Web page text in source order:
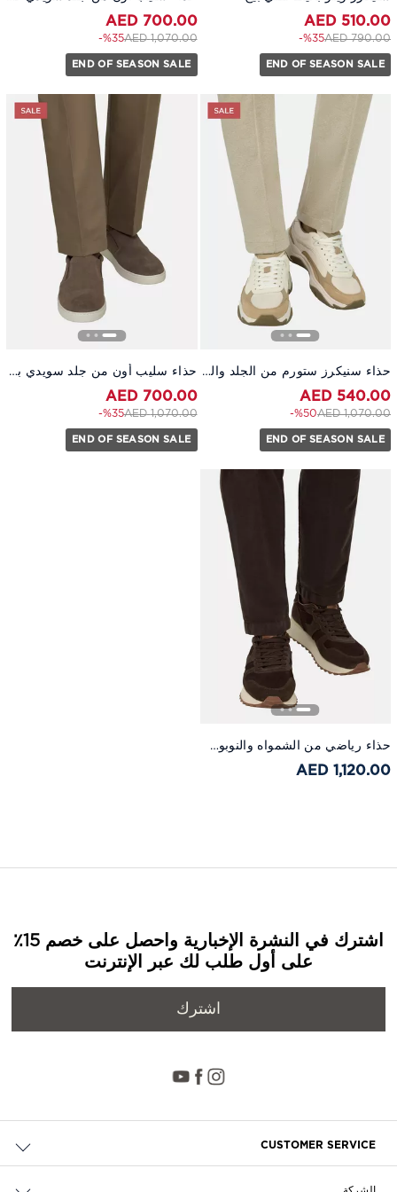
510.00 AED
Price reduced from
790.00 AED
to 510.00 AED
%35-
END OF SEASON SALE
700.00 AED
Price reduced from
1,070.00 AED
to 700.00 AED
%35-
END OF SEASON SALE
حذاء سنيكرز ستورم من الجلد والقماش التقني بيج
540.00 AED
Price reduced from
1,070.00 AED
to 540.00 AED
%50-
END OF SEASON SALE
حذاء سليب أون من جلد سويدي بني
700.00 AED
Price reduced from
1,070.00 AED
to 700.00 AED
%35-
END OF SEASON SALE
حذاء رياضي من الشمواه والنوبوك، بني
1,120.00 AED
اشترك في النشرة الإخبارية واحصل على خصم 15٪
على أول طلب لك عبر الإنترنت
اشترك
CUSTOMER SERVICE